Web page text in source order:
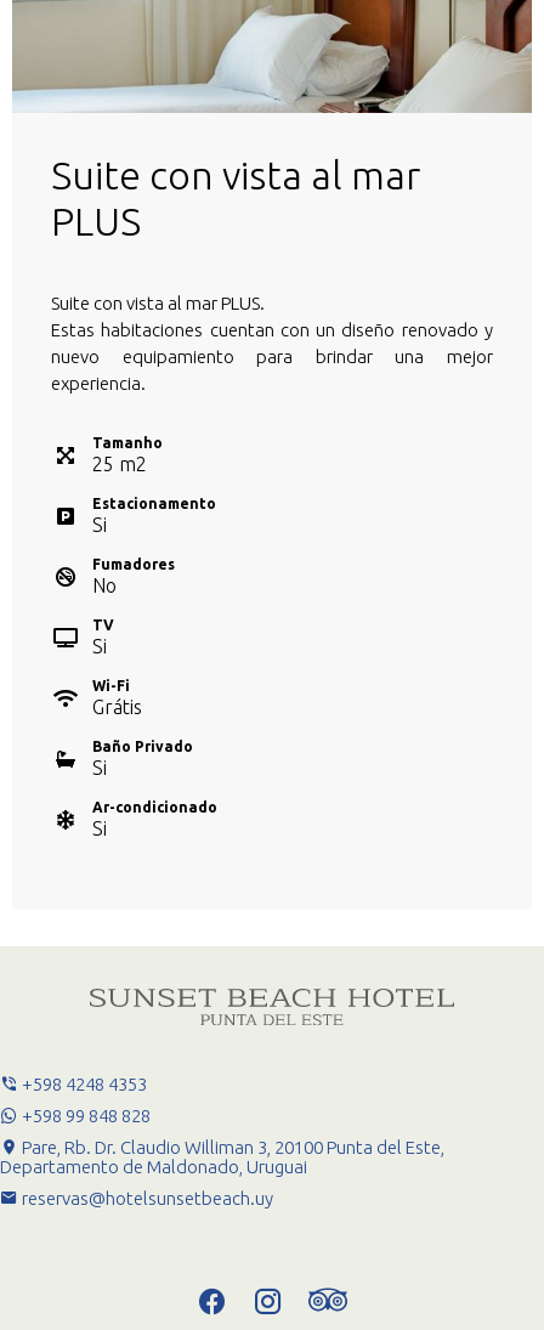
Suite con vista al mar
PLUS
Suite con vista al mar PLUS.
Estas habitaciones cuentan con un diseño renovado y
nuevo equipamiento para brindar una mejor
experiencia.
Tamanho
25 m2
Estacionamento
Si
Fumadores
No
TV
Si
Wi-Fi
Grátis
Baño Privado
Si
Ar-condicionado
Si
+598 4248 4353
+598 99 848 828
Pare, Rb. Dr. Claudio Williman 3, 20100 Punta del Este,
Departamento de Maldonado, Uruguai
reservas@hotelsunsetbeach.uy